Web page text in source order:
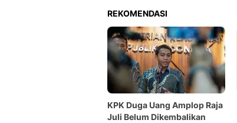
REKOMENDASI
KPK Duga Uang Amplop Raja
Juli Belum Dikembalikan